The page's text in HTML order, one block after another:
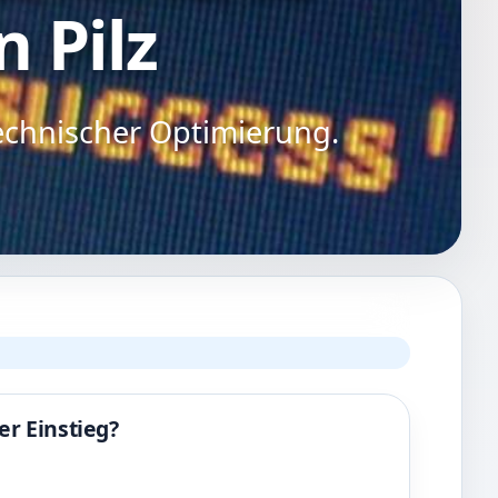
Pilz
Optimierung.
Einstieg?